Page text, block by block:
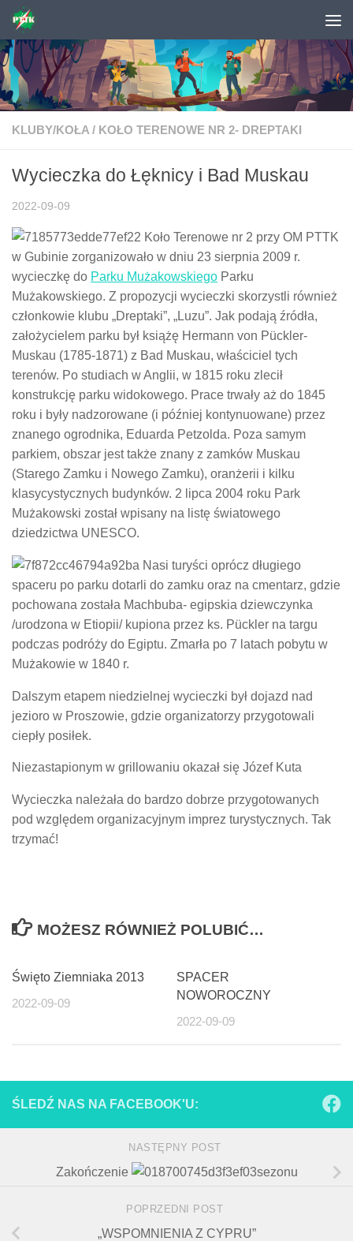
Skip to content
KLUBY/KOŁA / KOŁO TERENOWE NR 2- DREPTAKI
Wycieczka do Łęknicy i Bad Muskau
2022-09-09
Koło Terenowe nr 2 przy OM PTTK
w Gubinie zorganizowało w dniu 23 sierpnia 2009 r.
wycieczkę do Parku Mużakowskiego Parku
Mużakowskiego. Z propozycji wycieczki skorzystli również
członkowie klubu „Dreptaki”, „Luzu”. Jak podają źródła,
założycielem parku był książę Hermann von Pückler-
Muskau (1785-1871) z Bad Muskau, właściciel tych
terenów. Po studiach w Anglii, w 1815 roku zlecił
konstrukcję parku widokowego. Prace trwały aż do 1845
roku i były nadzorowane (i później kontynuowane) przez
znanego ogrodnika, Eduarda Petzolda. Poza samym
parkiem, obszar jest także znany z zamków Muskau
(Starego Zamku i Nowego Zamku), oranżerii i kilku
klasycystycznych budynków. 2 lipca 2004 roku Park
Mużakowski został wpisany na listę światowego
dziedzictwa UNESCO.
Nasi turyści oprócz długiego
spaceru po parku dotarli do zamku oraz na cmentarz, gdzie
pochowana została Machbuba- egipskia dziewczynka
/urodzona w Etiopii/ kupiona przez ks. Pückler na targu
podczas podróży do Egiptu. Zmarła po 7 latach pobytu w
Mużakowie w 1840 r.
Dalszym etapem niedzielnej wycieczki był dojazd nad
jezioro w Proszowie, gdzie organizatorzy przygotowali
ciepły posiłek.
Niezastapionym w grillowaniu okazał się Józef Kuta
Wycieczka należała do bardzo dobrze przygotowanych
pod względem organizacyjnym imprez turystycznych. Tak
trzymać!
MOŻESZ RÓWNIEŻ POLUBIĆ…
Święto Ziemniaka 2013
2022-09-09
SPACER
NOWOROCZNY
2022-09-09
ŚLEDŹ NAS NA FACEBOOK'U:
NASTĘPNY POST
Zakończenie sezonu
POPRZEDNI POST
„WSPOMNIENIA Z CYPRU”